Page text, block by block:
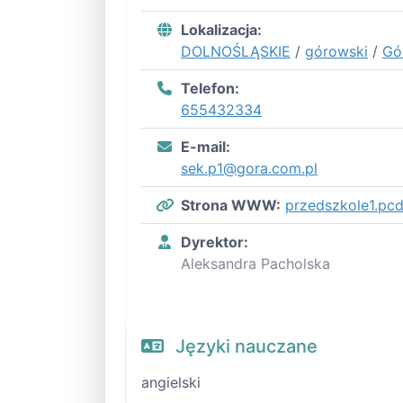
Lokalizacja:
DOLNOŚLĄSKIE / górowski /
Telefon:
655432334
E-mail:
sek.p1@gora.com.pl
Strona WWW:
Dyrektor:
Aleksandra Pacholska
Języki nauczane
angielski